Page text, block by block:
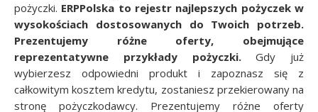
pożyczki. ERPPolska to rejestr najlepszych pożyczek w
wysokościach dostosowanych do Twoich potrzeb.
Prezentujemy różne oferty, obejmujące
reprezentatywne przykłady pożyczki.Gdy już
wybierzesz odpowiedni produkt i zapoznasz się z
całkowitym kosztem kredytu, zostaniesz przekierowany na
stronę pożyczkodawcy. Prezentujemy różne oferty